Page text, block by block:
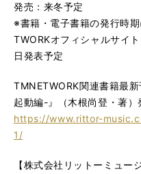
発売：来冬予定
※書籍・電子書籍の発行時
TWORKオフィシャルサイ
日発表予定
TMNETWORK関連書籍最
起動編-』（木根尚登・著）
https://www.rittor-
1/
【株式会社リットーミュー